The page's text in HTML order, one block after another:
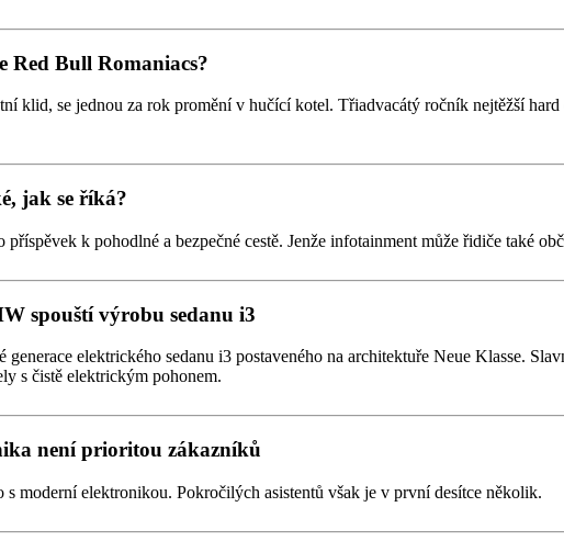
Red Bull Romaniacs?
klid, se jednou za rok promění v hučící kotel. Třiadvacátý ročník nejtěžší
jak se říká?
k pohodlné a bezpečné cestě. Jenže infotainment může řidiče také
spouští výrobu sedanu i3
elektrického sedanu i3 postaveného na architektuře Neue Klasse.
s čistě elektrickým pohonem.
není prioritou zákazníků
moderní elektronikou. Pokročilých asistentů však je v první desítce několik.